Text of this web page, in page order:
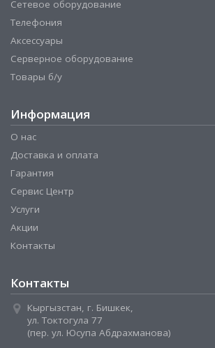
Сетевое оборудование
Телефония
Аксессуары
Серверное оборудование
Товары б/у
Информация
О нас
Доставка и оплата
Гарантия
Сервис Центр
Услуги
Акции
Контакты
Контакты
Кыргызстан, г. Бишкек,
ул. Токтогула 77
(пер. ул. Юсупа Абдрахманова)